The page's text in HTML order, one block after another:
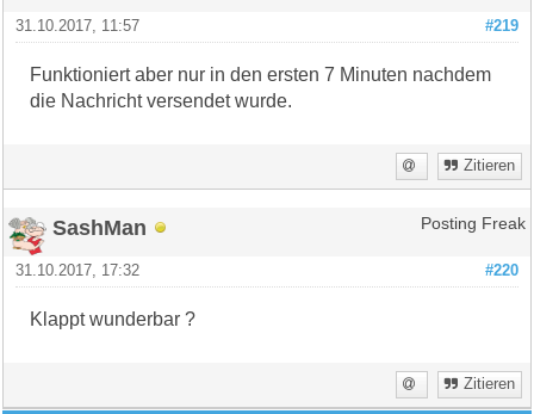
#219
31.10.2017, 11:57
Funktioniert aber nur in den ersten 7 Minuten nachdem
die Nachricht versendet wurde.
Zitieren
SashMan Posting Freak
#220
31.10.2017, 17:32
Klappt wunderbar ?
Zitieren